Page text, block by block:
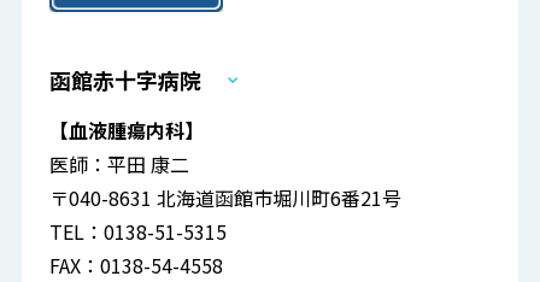
函館赤十字病院
【血液腫瘍内科】
医師：平田 康二
〒040-8631 北海道函館市堀川町6番21号
TEL：0138-51-5315
FAX：0138-54-4558